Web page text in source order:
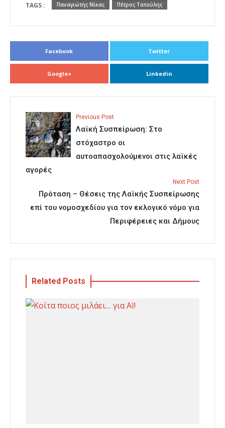
TAGS : Παναγιώτης Νίκας Πέτρος Τατούλης
Facebook Twitter
Google+ Linkedin
Previous Post
Λαϊκή Συσπείρωση: Στο
στόχαστρο οι
αυτοαπασχολούμενοι στις λαϊκές
αγορές
Next Post
Πρόταση – Θέσεις της Λαϊκής Συσπείρωσης
επί του νομοσχεδίου για τον εκλογικό νόμο για
Περιφέρειες και Δήμους
Related Posts